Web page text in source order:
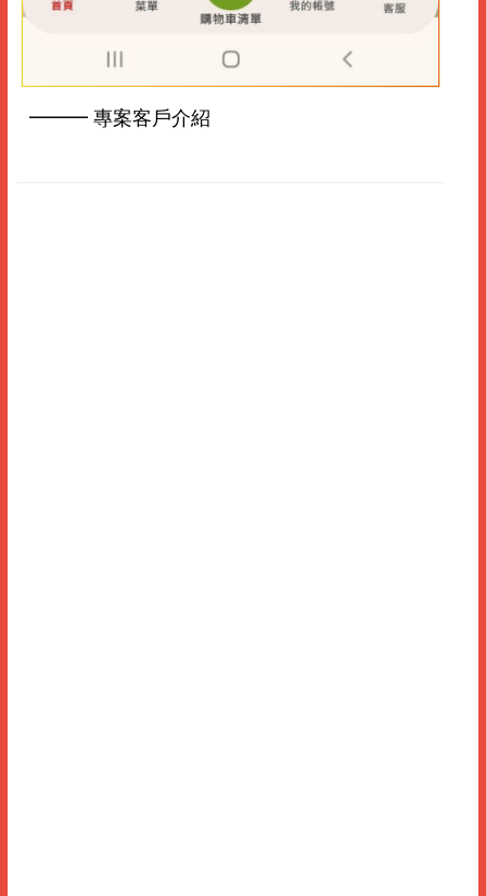
━━━ 專案客戶介紹